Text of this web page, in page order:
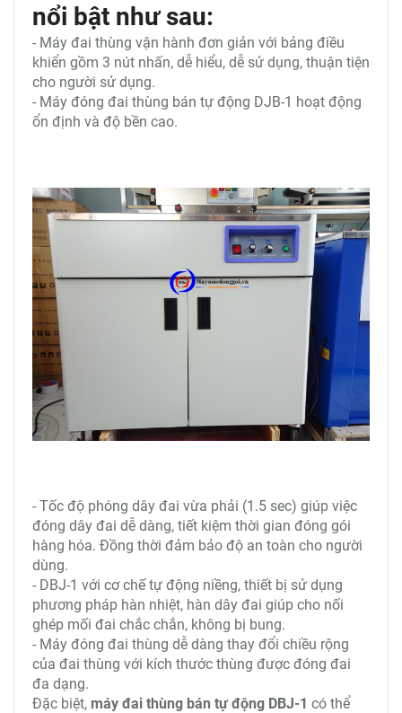
nổi bật như sau:
- Máy đai thùng vận hành đơn giản với bảng điều
khiển gồm 3 nút nhấn, dễ hiểu, dễ sử dụng, thuận tiện
cho người sử dụng.
- Máy đóng đai thùng bán tự động DJB-1 hoạt động
ổn định và độ bền cao.
- Tốc độ phóng dây đai vừa phải (1.5 sec) giúp việc
đóng dây đai dễ dàng, tiết kiệm thời gian đóng gói
hàng hóa. Đồng thời đảm bảo độ an toàn cho người
dùng.
- DBJ-1 với cơ chế tự động niềng, thiết bị sử dụng
phương pháp hàn nhiệt, hàn dây đai giúp cho nối
ghép mối đai chắc chắn, không bị bung.
- Máy đóng đai thùng dễ dàng thay đổi chiều rộng
của đai thùng với kích thước thùng được đóng đai
đa dạng.
Đặc biệt, máy đai thùng bán tự động DBJ-1 có thể